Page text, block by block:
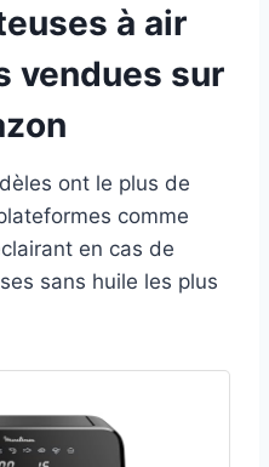
à air
vendues sur
ont le plus de
comme
en cas de
sans huile les plus